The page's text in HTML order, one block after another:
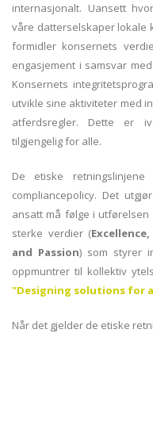
internasjonalt. Uansett
våre datterselskaper lokale
formidler konsernets
engasjement i samsvar
Konsernets
utvikle sine aktiviteter med
atferdsregler. Dette er
tilgjengelig for alle.
De etiske
compliancepolicy. Det
ansatt må følge i
sterke verdier (
and Passion) som styrer
oppmuntrer til kollektiv
"Designing solutions for
Når det gjelder de etiske